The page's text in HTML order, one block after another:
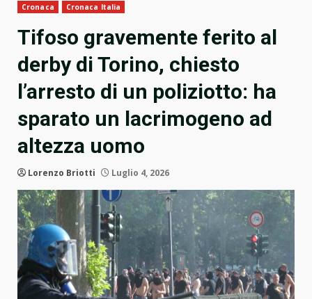
Cronaca Cronaca Italia
Tifoso gravemente ferito al
derby di Torino, chiesto
l’arresto di un poliziotto: ha
sparato un lacrimogeno ad
altezza uomo
Lorenzo Briotti Luglio 4, 2026